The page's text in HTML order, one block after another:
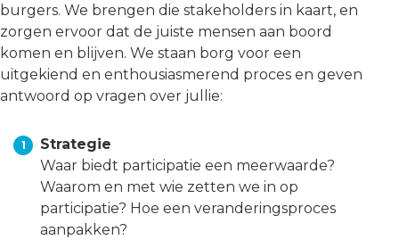
burgers. We brengen die stakeholders in kaart, en
zorgen ervoor dat de juiste mensen aan boord
komen en blijven. We staan borg voor een
uitgekiend en enthousiasmerend proces en geven
antwoord op vragen over jullie:
Strategie
Waar biedt participatie een meerwaarde?
Waarom en met wie zetten we in op
participatie? Hoe een veranderingsproces
aanpakken?